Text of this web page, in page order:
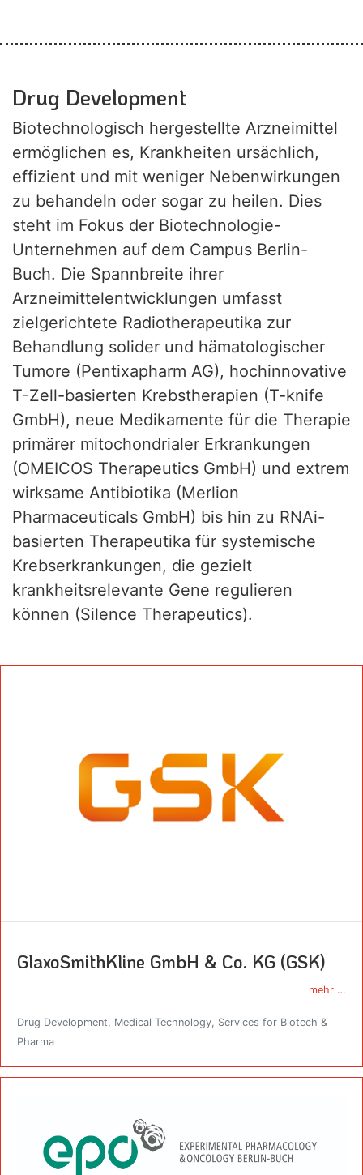
Drug Development
Biotechnologisch hergestellte Arzneimittel
ermöglichen es, Krankheiten ursächlich,
effizient und mit weniger Nebenwirkungen
zu behandeln oder sogar zu heilen. Dies
steht im Fokus der Biotechnologie-
Unternehmen auf dem Campus Berlin-
Buch. Die Spannbreite ihrer
Arzneimittelentwicklungen umfasst
zielgerichtete Radiotherapeutika zur
Behandlung solider und hämatologischer
Tumore (Pentixapharm AG), hochinnovative
T-Zell-basierten Krebstherapien (T-knife
GmbH), neue Medikamente für die Therapie
primärer mitochondrialer Erkrankungen
(OMEICOS Therapeutics GmbH) und extrem
wirksame Antibiotika (Merlion
Pharmaceuticals GmbH) bis hin zu RNAi-
basierten Therapeutika für systemische
Krebserkrankungen, die gezielt
krankheitsrelevante Gene regulieren
können (Silence Therapeutics).
GlaxoSmithKline GmbH & Co. KG (GSK)
mehr …
Drug Development, Medical Technology, Services for Biotech &
Pharma